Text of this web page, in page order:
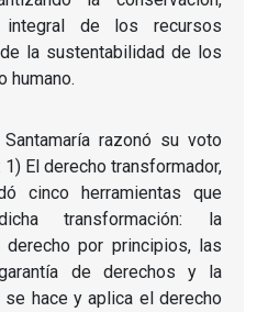
integral de los recursos
la sustentabilidad de los
humano.
razonó su voto
El derecho transformador,
cinco herramientas que
transformación: la
por principios, las
de derechos y la
hace y aplica el derecho